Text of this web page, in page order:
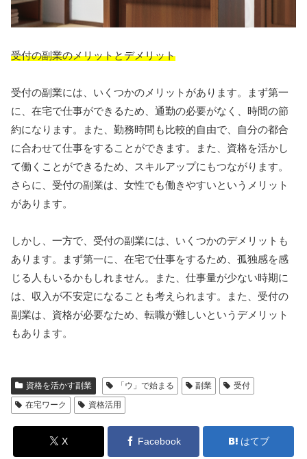
受付の副業のメリットとデメリット
受付の副業には、いくつかのメリットがあります。まず第一
に、在宅で仕事ができるため、通勤の必要がなく、時間の節
約になります。また、勤務時間も比較的自由で、自分の都合
に合わせて仕事をすることができます。また、資格を活かし
て働くことができるため、スキルアップにもつながります。
さらに、受付の副業は、女性でも働きやすいというメリット
があります。
しかし、一方で、受付の副業には、いくつかのデメリットも
あります。まず第一に、在宅で仕事をするため、孤独感を感
じる人もいるかもしれません。また、仕事量が少ない時期に
は、収入が不安定になることも考えられます。また、受付の
副業は、資格が必要なため、転職が難しいというデメリット
もあります。
資格を活かす副業 「ウ」で始まる 副業
受付
在宅ワーク
資格活用
X Facebook はてブ